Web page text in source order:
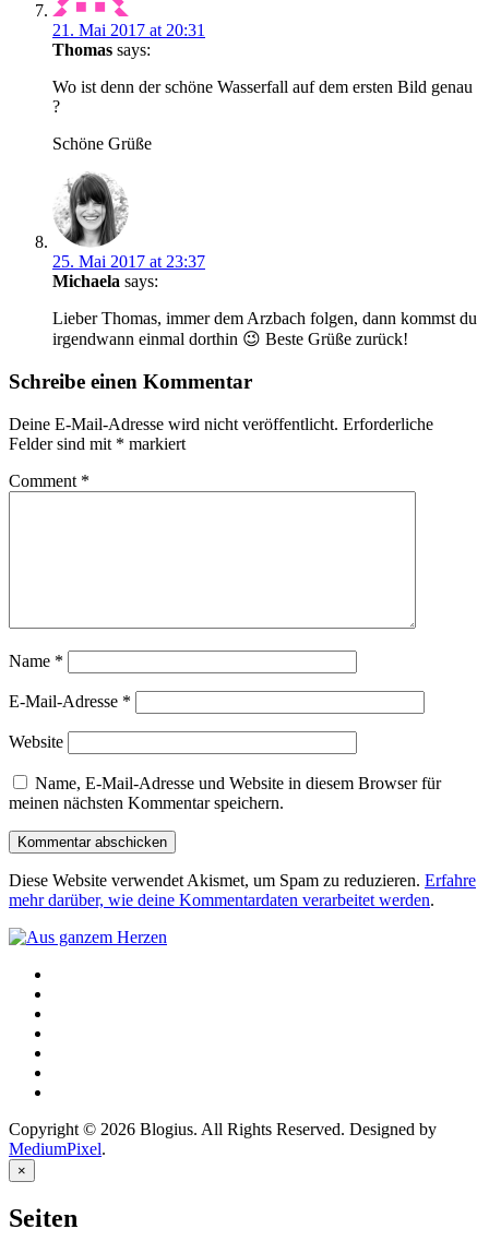
21. Mai 2017 at 20:31
Thomas says:
Wo ist denn der schöne Wasserfall auf dem ersten Bild genau
?
Schöne Grüße
25. Mai 2017 at 23:37
Michaela says:
Lieber Thomas, immer dem Arzbach folgen, dann kommst du
irgendwann einmal dorthin 😉 Beste Grüße zurück!
Schreibe einen Kommentar
Deine E-Mail-Adresse wird nicht veröffentlicht. Erforderliche
Felder sind mit * markiert
Comment *
Name *
E-Mail-Adresse *
Website
Name, E-Mail-Adresse und Website in diesem Browser für
meinen nächsten Kommentar speichern.
Diese Website verwendet Akismet, um Spam zu reduzieren. Erfahre
mehr darüber, wie deine Kommentardaten verarbeitet werden.
Copyright © 2026 Blogius. All Rights Reserved. Designed by
MediumPixel.
×
Seiten